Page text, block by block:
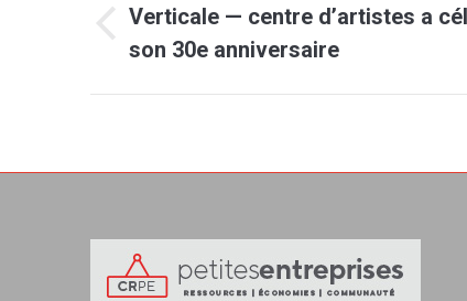
article
précédent
Verticale — centre d’artistes a
son 30e anniversaire